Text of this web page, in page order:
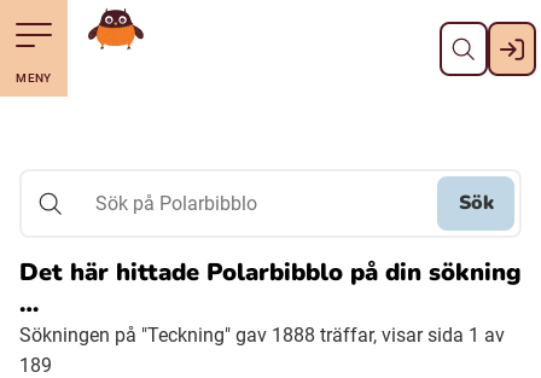
Till navigering av sidans innehåll
Hoppa till sidans huvudinnehåll Stäng
MENY
Gå till startsidan
Sök på Polarbibblo
Sök
Det här hittade Polarbibblo på din sökning
…
Sökningen på "Teckning" gav 1888 träffar, visar sida 1 av
189